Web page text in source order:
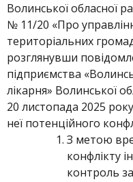
Волинської обласної
№ 11/20 «Про
територіальних
розглянувши
підприємства
лікарня» Волинської
20 листопада 2025
неї потенційного
З метою
конфлікту
контроль